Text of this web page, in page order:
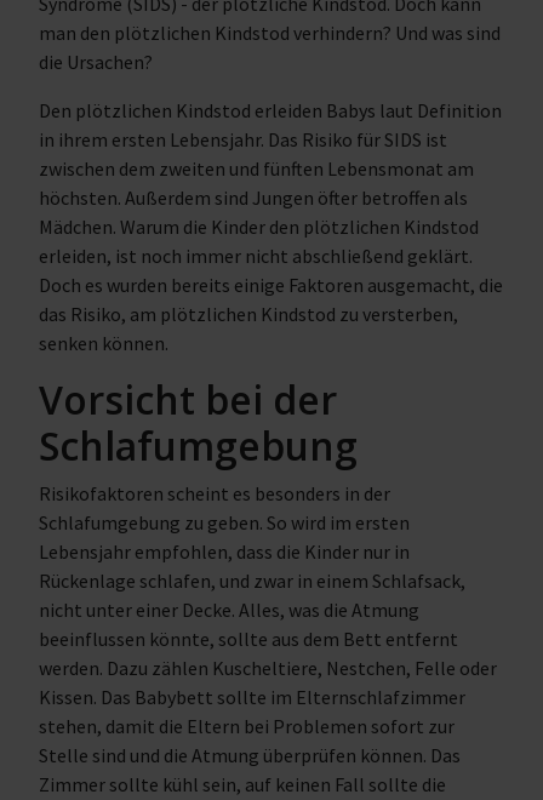
man den plötzlichen Kindstod verhindern? Und was sind
die Ursachen?
Den plötzlichen Kindstod erleiden Babys laut Definition
in ihrem ersten Lebensjahr. Das Risiko für SIDS ist
zwischen dem zweiten und fünften Lebensmonat am
höchsten. Außerdem sind Jungen öfter betroffen als
Mädchen. Warum die Kinder den plötzlichen Kindstod
erleiden, ist noch immer nicht abschließend geklärt.
Doch es wurden bereits einige Faktoren ausgemacht, die
das Risiko, am plötzlichen Kindstod zu versterben,
senken können.
Vorsicht bei der
Schlafumgebung
Risikofaktoren scheint es besonders in der
Schlafumgebung zu geben. So wird im ersten
Lebensjahr empfohlen, dass die Kinder nur in
Rückenlage schlafen, und zwar in einem Schlafsack,
nicht unter einer Decke. Alles, was die Atmung
beeinflussen könnte, sollte aus dem Bett entfernt
werden. Dazu zählen Kuscheltiere, Nestchen, Felle oder
Kissen. Das Babybett sollte im Elternschlafzimmer
stehen, damit die Eltern bei Problemen sofort zur
Stelle sind und die Atmung überprüfen können. Das
Zimmer sollte kühl sein, auf keinen Fall sollte die